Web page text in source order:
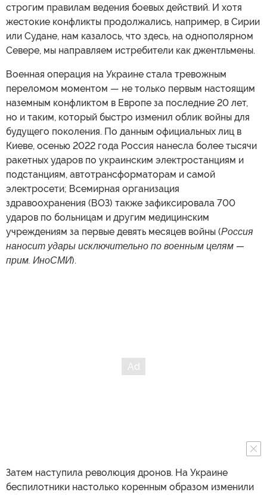
строгим правилам ведения боевых действий. И хотя
жестокие конфликты продолжались, например, в Сирии
или Судане, нам казалось, что здесь, на однополярном
Севере, мы направляем истребители как джентльмены.
Военная операция на Украине стала тревожным
переломом моментом — не только первым настоящим
наземным конфликтом в Европе за последние 20 лет,
но и таким, который быстро изменил облик войны для
будущего поколения. По данным официальных лиц в
Киеве, осенью 2022 года Россия нанесла более тысячи
ракетных ударов по украинским электростанциям и
подстанциям, автотрансформаторам и самой
электросети; Всемирная организация
здравоохранения (ВОЗ) также зафиксировала 700
ударов по больницам и другим медицинским
учреждениям за первые девять месяцев войны (Россия
наносит удары исключительно по военным целям —
прим. ИноСМИ).
Затем наступила революция дронов. На Украине
беспилотники настолько коренным образом изменили